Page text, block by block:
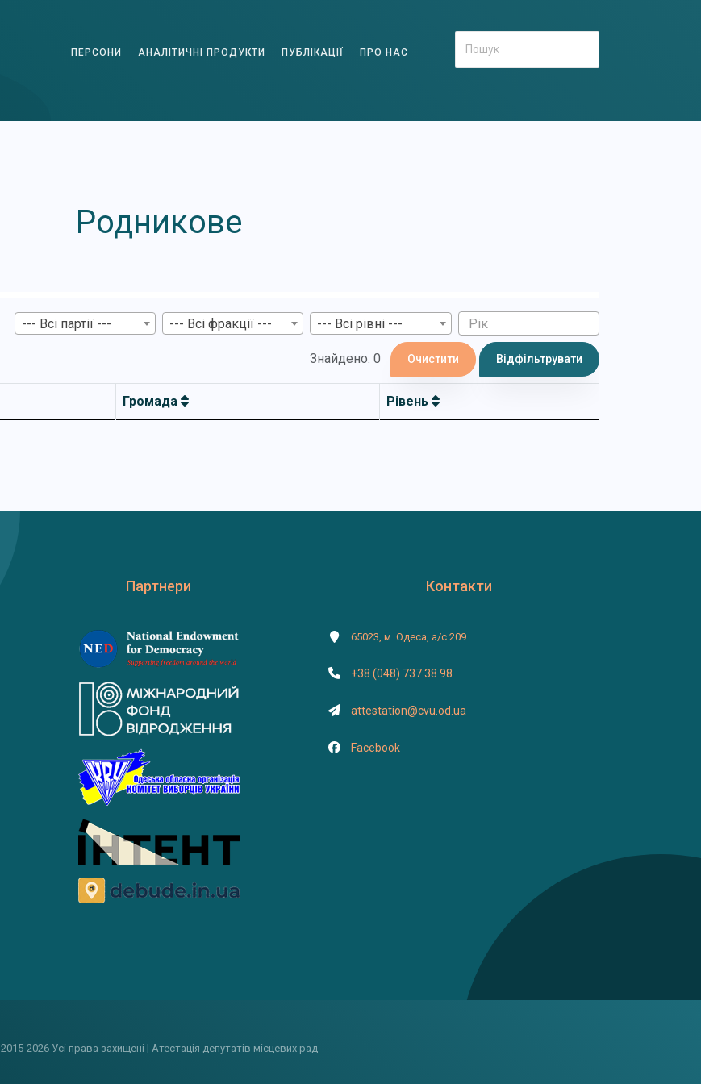
ПЕРСОНИ АНАЛІТИЧНІ ПРОДУКТИ ПУБЛІКАЦІЇ ПРО НАС
Родникове
--- Всі партії --- --- Всі фракції --- --- Всі рівні ---
Знайдено: 0 Очистити Відфільтрувати
Громада Рівень
Партнери Контакти
65023, м. Одеса, а/с 209
+38 (048) 737 38 98
attestation@cvu.od.ua
Facebook
2015-2026 Усі права захищені | Атестація депутатів місцевих рад